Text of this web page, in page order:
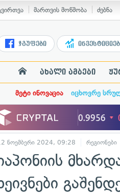
მართვის მოწმობა ძებნა
ჯგუფები
ახალი ამბები
მეტი ინოვაცია იცხოვრე
ნოემბერი 2024, 09:28 რეგიონები